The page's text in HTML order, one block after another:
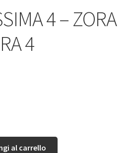
4 – ZORA
4
al carrello